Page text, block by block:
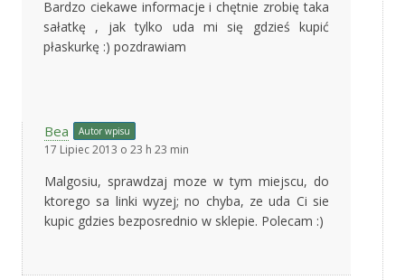
Bardzo ciekawe informacje i chętnie zrobię taka
sałatkę , jak tylko uda mi się gdzieś kupić
płaskurkę :) pozdrawiam
Bea Autor wpisu
17 Lipiec 2013 o 23 h 23 min
Malgosiu, sprawdzaj moze w tym miejscu, do
ktorego sa linki wyzej; no chyba, ze uda Ci sie
kupic gdzies bezposrednio w sklepie. Polecam :)